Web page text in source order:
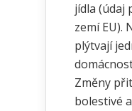
jídla (údaj
zemí EU).
plýtvají
Změny
bolestivé